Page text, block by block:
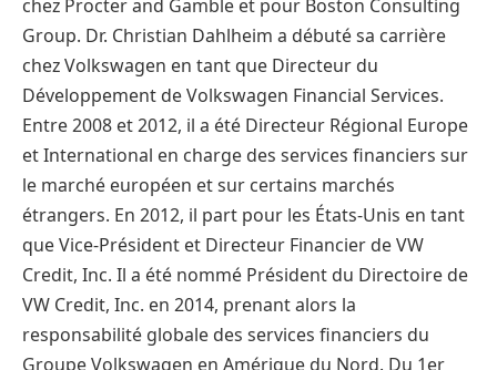
chez Procter and Gamble et pour Boston Consulting
Group. Dr. Christian Dahlheim a débuté sa carrière
chez Volkswagen en tant que Directeur du
Développement de Volkswagen Financial Services.
Entre 2008 et 2012, il a été Directeur Régional Europe
et International en charge des services financiers sur
le marché européen et sur certains marchés
étrangers. En 2012, il part pour les États-Unis en tant
que Vice-Président et Directeur Financier de VW
Credit, Inc. Il a été nommé Président du Directoire de
VW Credit, Inc. en 2014, prenant alors la
responsabilité globale des services financiers du
Groupe Volkswagen en Amérique du Nord. Du 1er